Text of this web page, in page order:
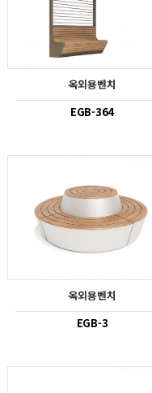
옥외용벤치
EGB-364
옥외용벤치
EGB-3